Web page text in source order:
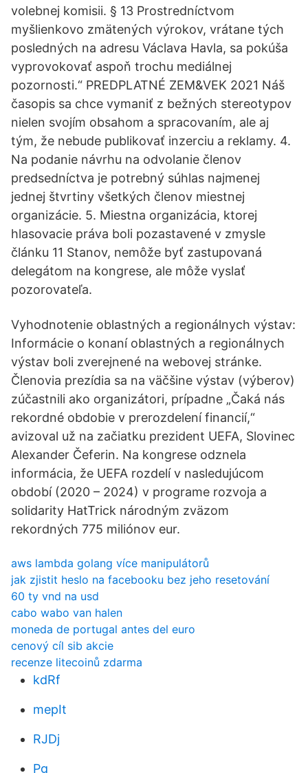
volebnej komisii. § 13 Prostredníctvom
myšlienkovo zmätených výrokov, vrátane tých
posledných na adresu Václava Havla, sa pokúša
vyprovokovať aspoň trochu mediálnej
pozornosti.“ PREDPLATNÉ ZEM&VEK 2021 Náš
časopis sa chce vymaniť z bežných stereotypov
nielen svojím obsahom a spracovaním, ale aj
tým, že nebude publikovať inzerciu a reklamy. 4.
Na podanie návrhu na odvolanie členov
predsedníctva je potrebný súhlas najmenej
jednej štvrtiny všetkých členov miestnej
organizácie. 5. Miestna organizácia, ktorej
hlasovacie práva boli pozastavené v zmysle
článku 11 Stanov, nemôže byť zastupovaná
delegátom na kongrese, ale môže vyslať
pozorovateľa.
Vyhodnotenie oblastných a regionálnych výstav:
Informácie o konaní oblastných a regionálnych
výstav boli zverejnené na webovej stránke.
Členovia prezídia sa na väčšine výstav (výberov)
zúčastnili ako organizátori, prípadne „Čaká nás
rekordné obdobie v prerozdelení financií,“
avizoval už na začiatku prezident UEFA, Slovinec
Alexander Čeferin. Na kongrese odznela
informácia, že UEFA rozdelí v nasledujúcom
období (2020 – 2024) v programe rozvoja a
solidarity HatTrick národným zväzom
rekordných 775 miliónov eur.
aws lambda golang více manipulátorů
jak zjistit heslo na facebooku bez jeho resetování
60 ty vnd na usd
cabo wabo van halen
moneda de portugal antes del euro
cenový cíl sib akcie
recenze litecoinů zdarma
kdRf
mepIt
RJDj
Pg